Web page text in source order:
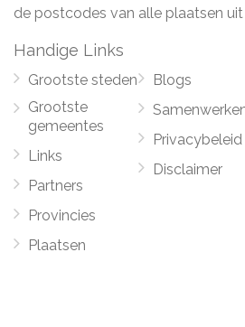
de postcodes van alle plaatsen
Handige Links
Grootste steden
Grootste
gemeentes
Links
Partners
Provincies
Plaatsen
Blogs
Privacybeleid
Disclaimer